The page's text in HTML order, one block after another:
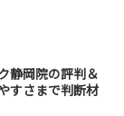
静岡院の評判＆
すさまで判断材